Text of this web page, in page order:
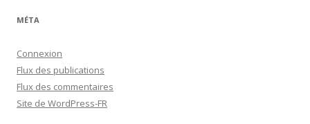
MÉTA
Connexion
Flux des publications
Flux des commentaires
Site de WordPress-FR